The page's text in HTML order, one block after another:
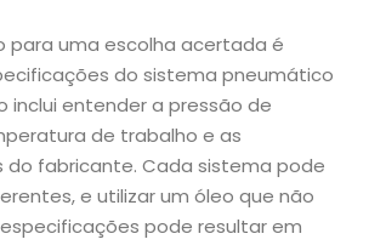
para uma escolha acertada é
do sistema pneumático
inclui entender a pressão de
de trabalho e as
do fabricante. Cada sistema pode
e utilizar um óleo que não
pode resultar em